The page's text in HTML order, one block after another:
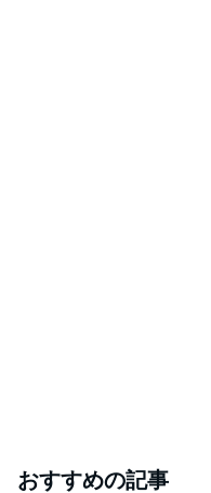
おすすめの記事